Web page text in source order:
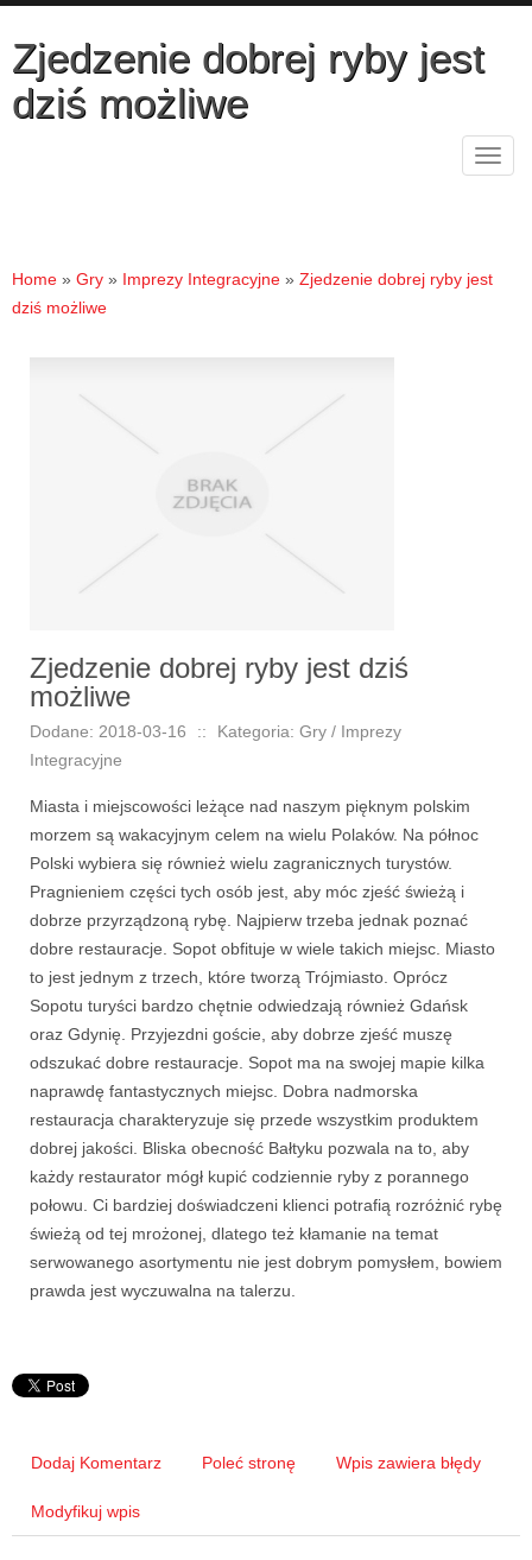
Zjedzenie dobrej ryby jest
dziś możliwe
Home » Gry » Imprezy Integracyjne » Zjedzenie dobrej ryby jest
dziś możliwe
Zjedzenie dobrej ryby jest dziś
możliwe
Dodane: 2018-03-16 ::
Kategoria: Gry / Imprezy
Integracyjne
Miasta i miejscowości leżące nad naszym pięknym polskim
morzem są wakacyjnym celem na wielu Polaków. Na północ
Polski wybiera się również wielu zagranicznych turystów.
Pragnieniem części tych osób jest, aby móc zjeść świeżą i
dobrze przyrządzoną rybę. Najpierw trzeba jednak poznać
dobre restauracje. Sopot obfituje w wiele takich miejsc. Miasto
to jest jednym z trzech, które tworzą Trójmiasto. Oprócz
Sopotu turyści bardzo chętnie odwiedzają również Gdańsk
oraz Gdynię. Przyjezdni goście, aby dobrze zjeść muszę
odszukać dobre restauracje. Sopot ma na swojej mapie kilka
naprawdę fantastycznych miejsc. Dobra nadmorska
restauracja charakteryzuje się przede wszystkim produktem
dobrej jakości. Bliska obecność Bałtyku pozwala na to, aby
każdy restaurator mógł kupić codziennie ryby z porannego
połowu. Ci bardziej doświadczeni klienci potrafią rozróżnić rybę
świeżą od tej mrożonej, dlatego też kłamanie na temat
serwowanego asortymentu nie jest dobrym pomysłem, bowiem
prawda jest wyczuwalna na talerzu.
Dodaj Komentarz Poleć stronę Wpis zawiera błędy
Modyfikuj wpis